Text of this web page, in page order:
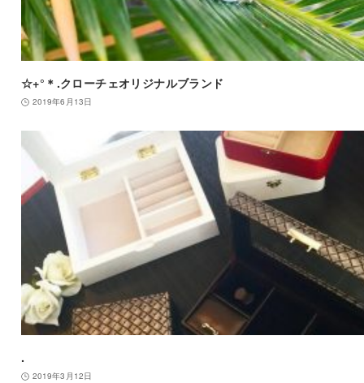
☆+°＊.クローチェオリジナルブランド
2019年6月13日
.
2019年3月12日